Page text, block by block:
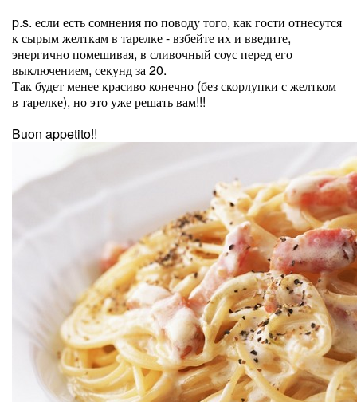
p.s. если есть сомнения по поводу того, как гости отнесутся
к сырым желткам в тарелке - взбейте их и введите,
энергично помешивая, в сливочный соус перед его
выключением, секунд за 20.
Так будет менее красиво конечно (без скорлупки с желтком
в тарелке), но это уже решать вам!!!
Buon appetito!!